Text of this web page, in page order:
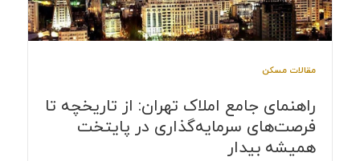
مقالات مسکن
راهنمای جامع املاک تهران: از تاریخچه تا
فرصت‌های سرمایه‌گذاری در پایتخت
همیشه بیدار